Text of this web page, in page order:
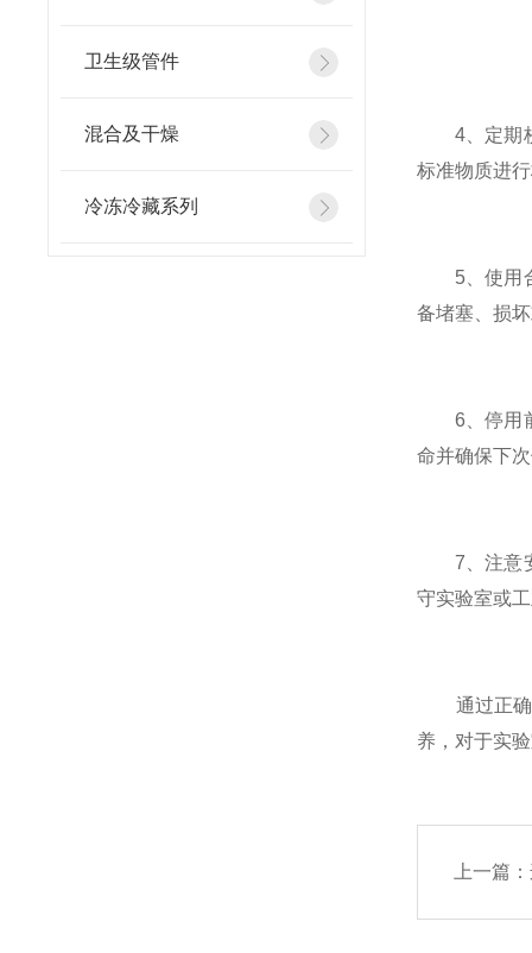
4、定期校
标准物质进
5、使用合
备堵塞、损
6、停用前
命并确保下
7、注意安
守实验室或
通过正确执
养，对于实
上一篇：
卫生级管件
混合及干燥
冷冻冷藏系列